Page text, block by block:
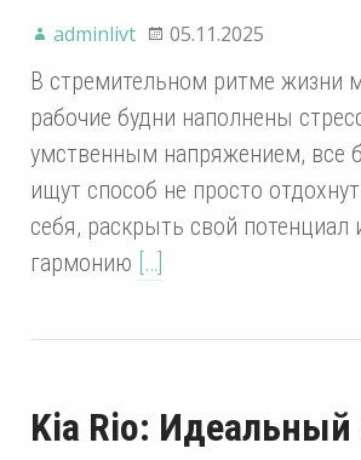
adminlivt 05.11.2025
В стремительном ритме жизни
рабочие будни наполнены
умственным напряжением, все
ищут способ не просто
себя, раскрыть свой потенциал
гармонию […]
Kia Rio: Идеальный